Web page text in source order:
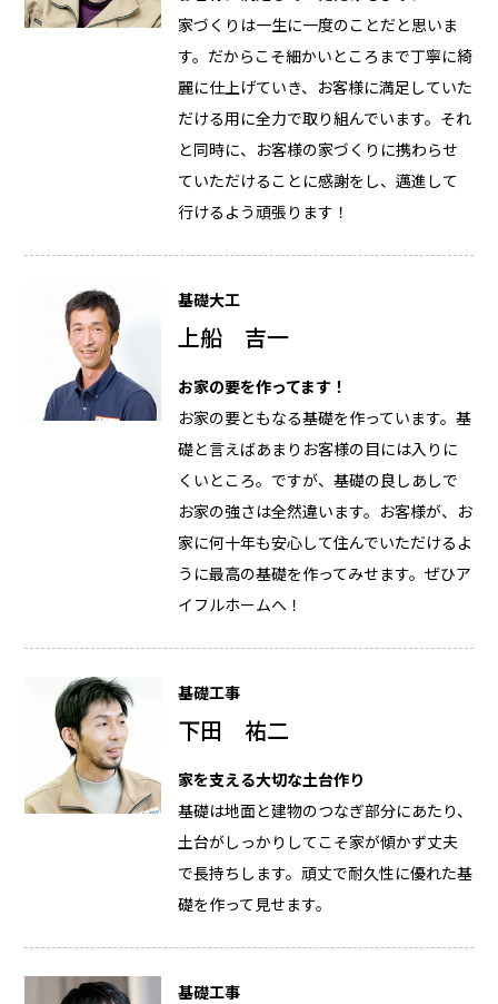
家づくりは一生に一度のことだと思いま
す。だからこそ細かいところまで丁寧に綺
麗に仕上げていき、お客様に満足していた
だける用に全力で取り組んでいます。それ
と同時に、お客様の家づくりに携わらせ
ていただけることに感謝をし、邁進して
行けるよう頑張ります！
基礎大工
上船 吉一
お家の要を作ってます！
お家の要ともなる基礎を作っています。基
礎と言えばあまりお客様の目には入りに
くいところ。ですが、基礎の良しあしで
お家の強さは全然違います。お客様が、お
家に何十年も安心して住んでいただけるよ
うに最高の基礎を作ってみせます。ぜひア
イフルホームへ！
基礎工事
下田 祐二
家を支える大切な土台作り
基礎は地面と建物のつなぎ部分にあたり、
土台がしっかりしてこそ家が傾かず丈夫
で長持ちします。頑丈で耐久性に優れた基
礎を作って見せます。
基礎工事